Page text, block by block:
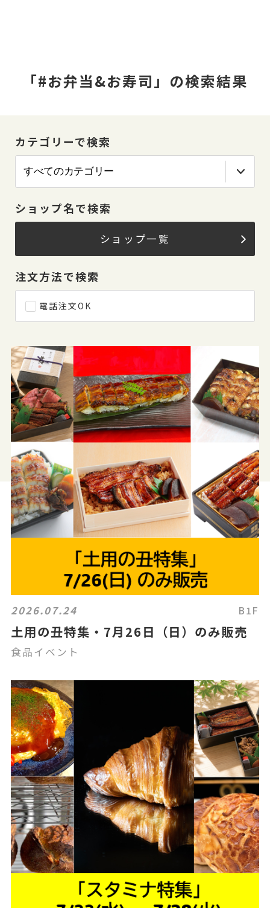
「#お弁当&お寿司」の検索結果
カテゴリーで検索
ショップ名で検索
ショップ一覧
注文方法で検索
電話注文OK
2026.07.24 B1F
土用の丑特集・7月26日（日）のみ販売
食品イベント